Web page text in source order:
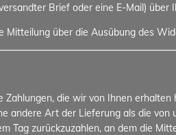
Brief oder eine E-Mail)
über die Ausübung des
die wir von Ihnen
andere Art der Lieferung als die
Tag zurückzuzahlen, an dem die